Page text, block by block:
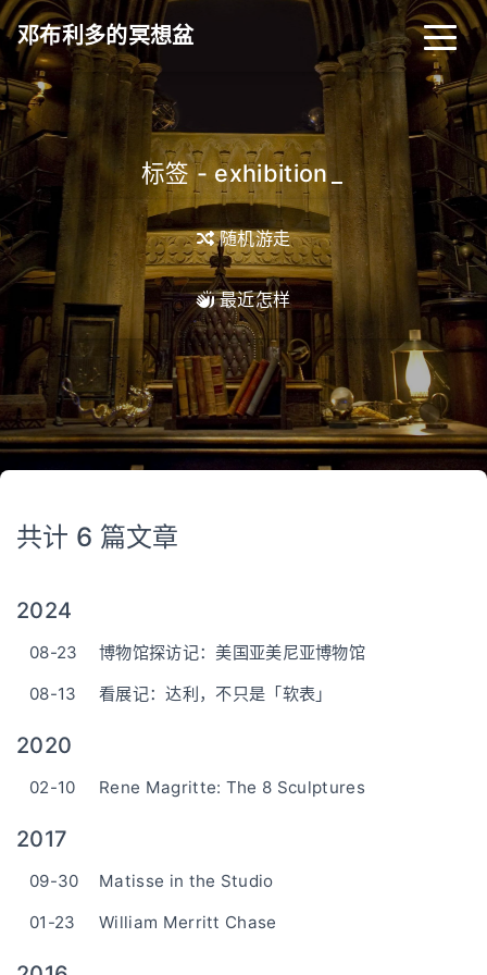
邓布利多的冥想盆
标签 - exhibition
随机游走
最近怎样
共计 6 篇文章
2024
08-23
博物馆探访记：美国亚美尼亚博物馆
08-13
看展记：达利，不只是「软表」
2020
02-10 Rene Magritte: The 8 Sculptures
2017
09-30
Matisse in the Studio
01-23
William Merritt Chase